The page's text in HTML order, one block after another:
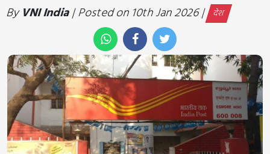
ByVNI India| Posted on 10th Jan 2026 | देश